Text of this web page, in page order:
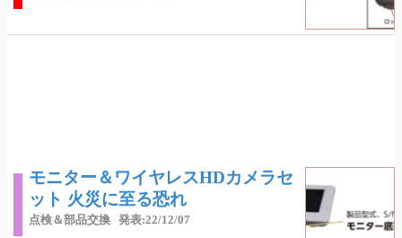
モニター＆ワイヤレスHDカメラセ
ット 火災に至る恐れ
点検＆部品交換 発表:22/12/07